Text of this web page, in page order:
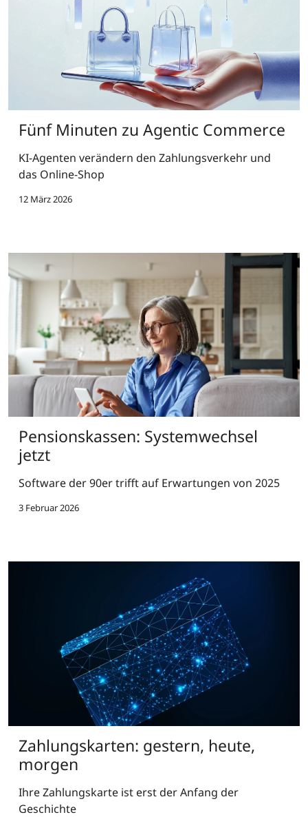
Fünf Minuten zu Agentic Commerce
KI-Agenten verändern den Zahlungsverkehr und
das Online-Shop
12 März 2026
Pensionskassen: Systemwechsel
jetzt
Software der 90er trifft auf Erwartungen von 2025
3 Februar 2026
Zahlungskarten: gestern, heute,
morgen
Ihre Zahlungskarte ist erst der Anfang der
Geschichte